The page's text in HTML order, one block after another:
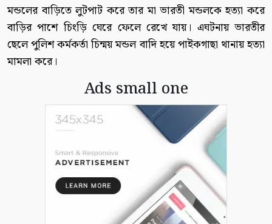
মন্ডলের বাড়িতে লুটপাট করে তার মা ভারতী মন্ডলকে হত্যা করে
বাড়ির পাশে চিংড়ি ঘেরে ফেলে রেখে যায়। এঘটনায় ভারতীর
ছেলে পুলিশ কর্মকর্তা চিন্ময় মন্ডল বাদি হয়ে পাইকগাছা থানায় হত্যা
মামলা করে।
Ads small one